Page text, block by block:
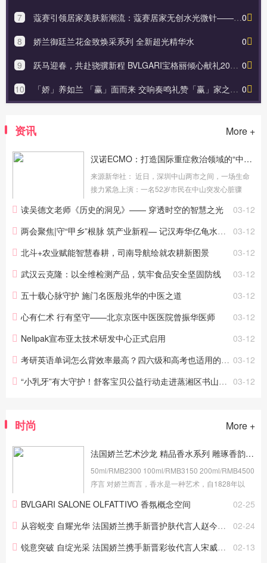
0
7
蔻赛引领居家美肤新潮流：蔻赛居家无创水光微针——塑颜贴（滚轮型）震撼来袭！
0
8
娇兰御廷兰花金致焕采系列 全新超光精华水
0
9
跃马迎春，共赴骁骥新程 BVLGARI宝格丽倾心献礼2026农历新年
0
10 「娇」养如兰 「赢」面而来 交响奏鸣礼赞「赢」家之夜 熠熠星光揭幕鸿运新年
资讯 More +
汉诺ECMO：打造国际重症救治领域的“中国名片”
来源新华社： 近日，深圳中山两市之间，一场生命
接力紧急上演：一名52岁市民在中山突发心脏骤
家医院的医护团队携带汉诺体外膜肺氧合
（ECMO）设备火速驰援，全程依托这...
03-12
读吴德文老师《历史的洞见》—— 穿透时空的智慧之光
03-12
两会聚焦|守“甲乡”根脉 筑产业新程— 记汉寿华亿龟水产瞿红伟
03-12
北斗+农业赋能智慧春耕，司南导航绘就农耕新图景
03-12
武汉云克隆：以全维检测产品，筑牢食品安全坚固防线
03-12
五十载心脉守护 施门名医殷兆华的中医之道
03-12
心有仁术 行有坚守——北京京医中医医院曾振华医师
03-12
Nelipak宣布亚太技术研发中心正式启用
03-12
考研英语单词怎么背效率最高？四六级和高考也适用的一套高效学习方法
03-12
“小乳牙”有大守护！舒客宝贝公益行动走进蒸湘区书山路小学
时尚 More +
法国娇兰艺术沙龙 精品香水系列 雕琢香韵 升华艺境
50ml/RMB2300 100ml/RMB3150 200ml/RMB4500
序言 对娇兰而言，香水是一种艺术，自1828年以
皆为美学家，一直醉心于歌剧、绘画、文学和顶级
美食。在文化的熏陶下，...
02-25
BVLGARI SALONE OLFATTIVO 香氛概念空间
02-24
从容蜕变 自耀光华 法国娇兰携手新晋护肤代言人赵今麦致献新春娇颜臻礼
02-13
锐意突破 自绽光采 法国娇兰携手新晋彩妆代言人宋威龙致献新春臻礼